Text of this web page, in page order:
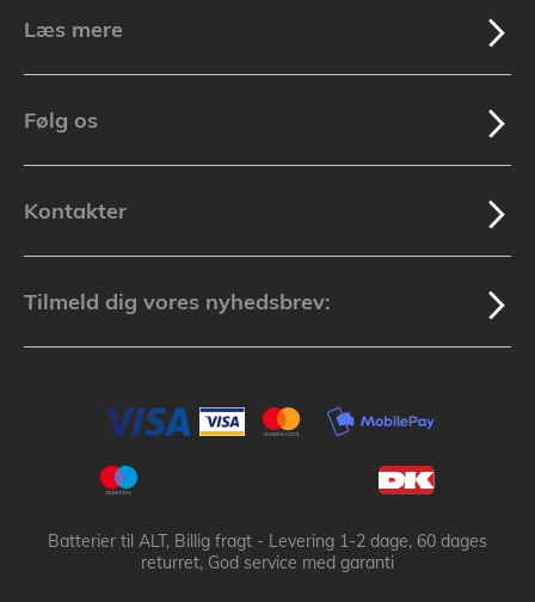
Læs mere
Følg os
Kontakter
Tilmeld dig vores nyhedsbrev:
Batterier til ALT, Billig fragt - Levering 1-2 dage, 60 dages
returret, God service med garanti